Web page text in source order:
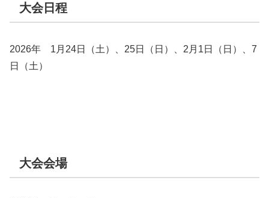
大会日程
2026年 1月24日（土）、25日（日）、2月1日（日）、7
日（土）
大会会場